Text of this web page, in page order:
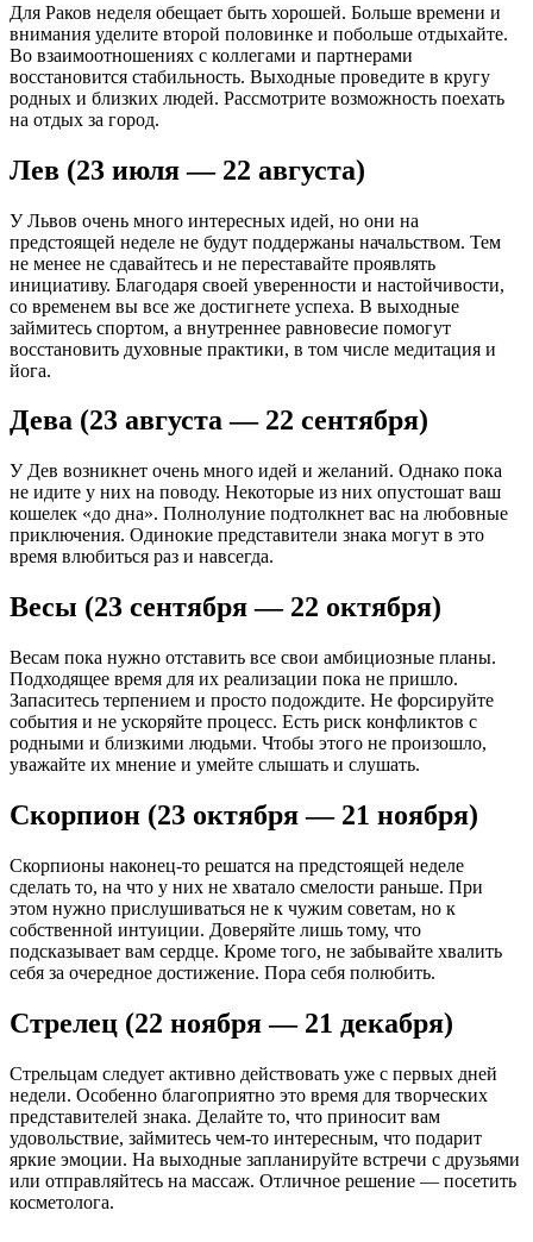
Для Раков неделя обещает быть хорошей. Больше времени и
внимания уделите второй половинке и побольше отдыхайте.
Во взаимоотношениях с коллегами и партнерами
восстановится стабильность. Выходные проведите в кругу
родных и близких людей. Рассмотрите возможность поехать
на отдых за город.
Лев (23 июля — 22 августа)
У Львов очень много интересных идей, но они на
предстоящей неделе не будут поддержаны начальством. Тем
не менее не сдавайтесь и не переставайте проявлять
инициативу. Благодаря своей уверенности и настойчивости,
со временем вы все же достигнете успеха. В выходные
займитесь спортом, а внутреннее равновесие помогут
восстановить духовные практики, в том числе медитация и
йога.
Дева (23 августа — 22 сентября)
У Дев возникнет очень много идей и желаний. Однако пока
не идите у них на поводу. Некоторые из них опустошат ваш
кошелек «до дна». Полнолуние подтолкнет вас на любовные
приключения. Одинокие представители знака могут в это
время влюбиться раз и навсегда.
Весы (23 сентября — 22 октября)
Весам пока нужно отставить все свои амбициозные планы.
Подходящее время для их реализации пока не пришло.
Запаситесь терпением и просто подождите. Не форсируйте
события и не ускоряйте процесс. Есть риск конфликтов с
родными и близкими людьми. Чтобы этого не произошло,
уважайте их мнение и умейте слышать и слушать.
Скорпион (23 октября — 21 ноября)
Скорпионы наконец-то решатся на предстоящей неделе
сделать то, на что у них не хватало смелости раньше. При
этом нужно прислушиваться не к чужим советам, но к
собственной интуиции. Доверяйте лишь тому, что
подсказывает вам сердце. Кроме того, не забывайте хвалить
себя за очередное достижение. Пора себя полюбить.
Стрелец (22 ноября — 21 декабря)
Стрельцам следует активно действовать уже с первых дней
недели. Особенно благоприятно это время для творческих
представителей знака. Делайте то, что приносит вам
удовольствие, займитесь чем-то интересным, что подарит
яркие эмоции. На выходные запланируйте встречи с друзьями
или отправляйтесь на массаж. Отличное решение — посетить
косметолога.